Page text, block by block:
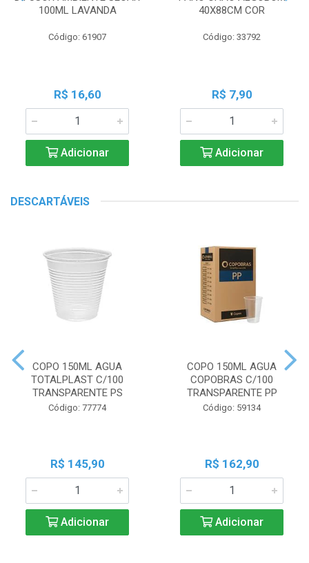
100ML LAVANDA
Código: 61907
R$ 16,60
Adicionar
40X88CM COR
Código: 33792
R$ 7,90
Adicionar
DESCARTÁVEIS
COPO 150ML AGUA
TOTALPLAST C/100
TRANSPARENTE PS
Código: 77774
R$ 145,90
Adicionar
COPO 150ML AGUA
COPOBRAS C/100
TRANSPARENTE PP
Código: 59134
R$ 162,90
Adicionar